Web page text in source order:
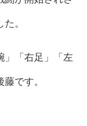
。
」「右足」「左
です。